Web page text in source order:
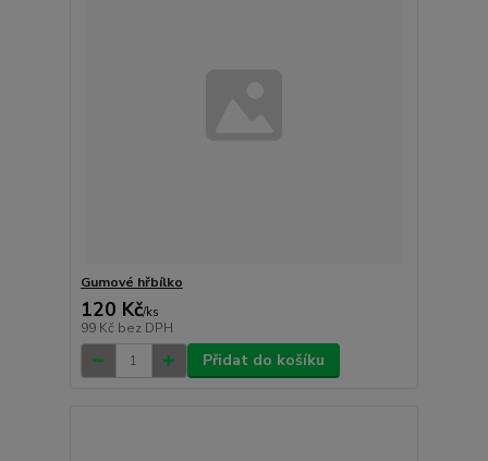
Gumové hřbílko
120 Kč/ks
99 Kč bez DPH
Přidat do košíku